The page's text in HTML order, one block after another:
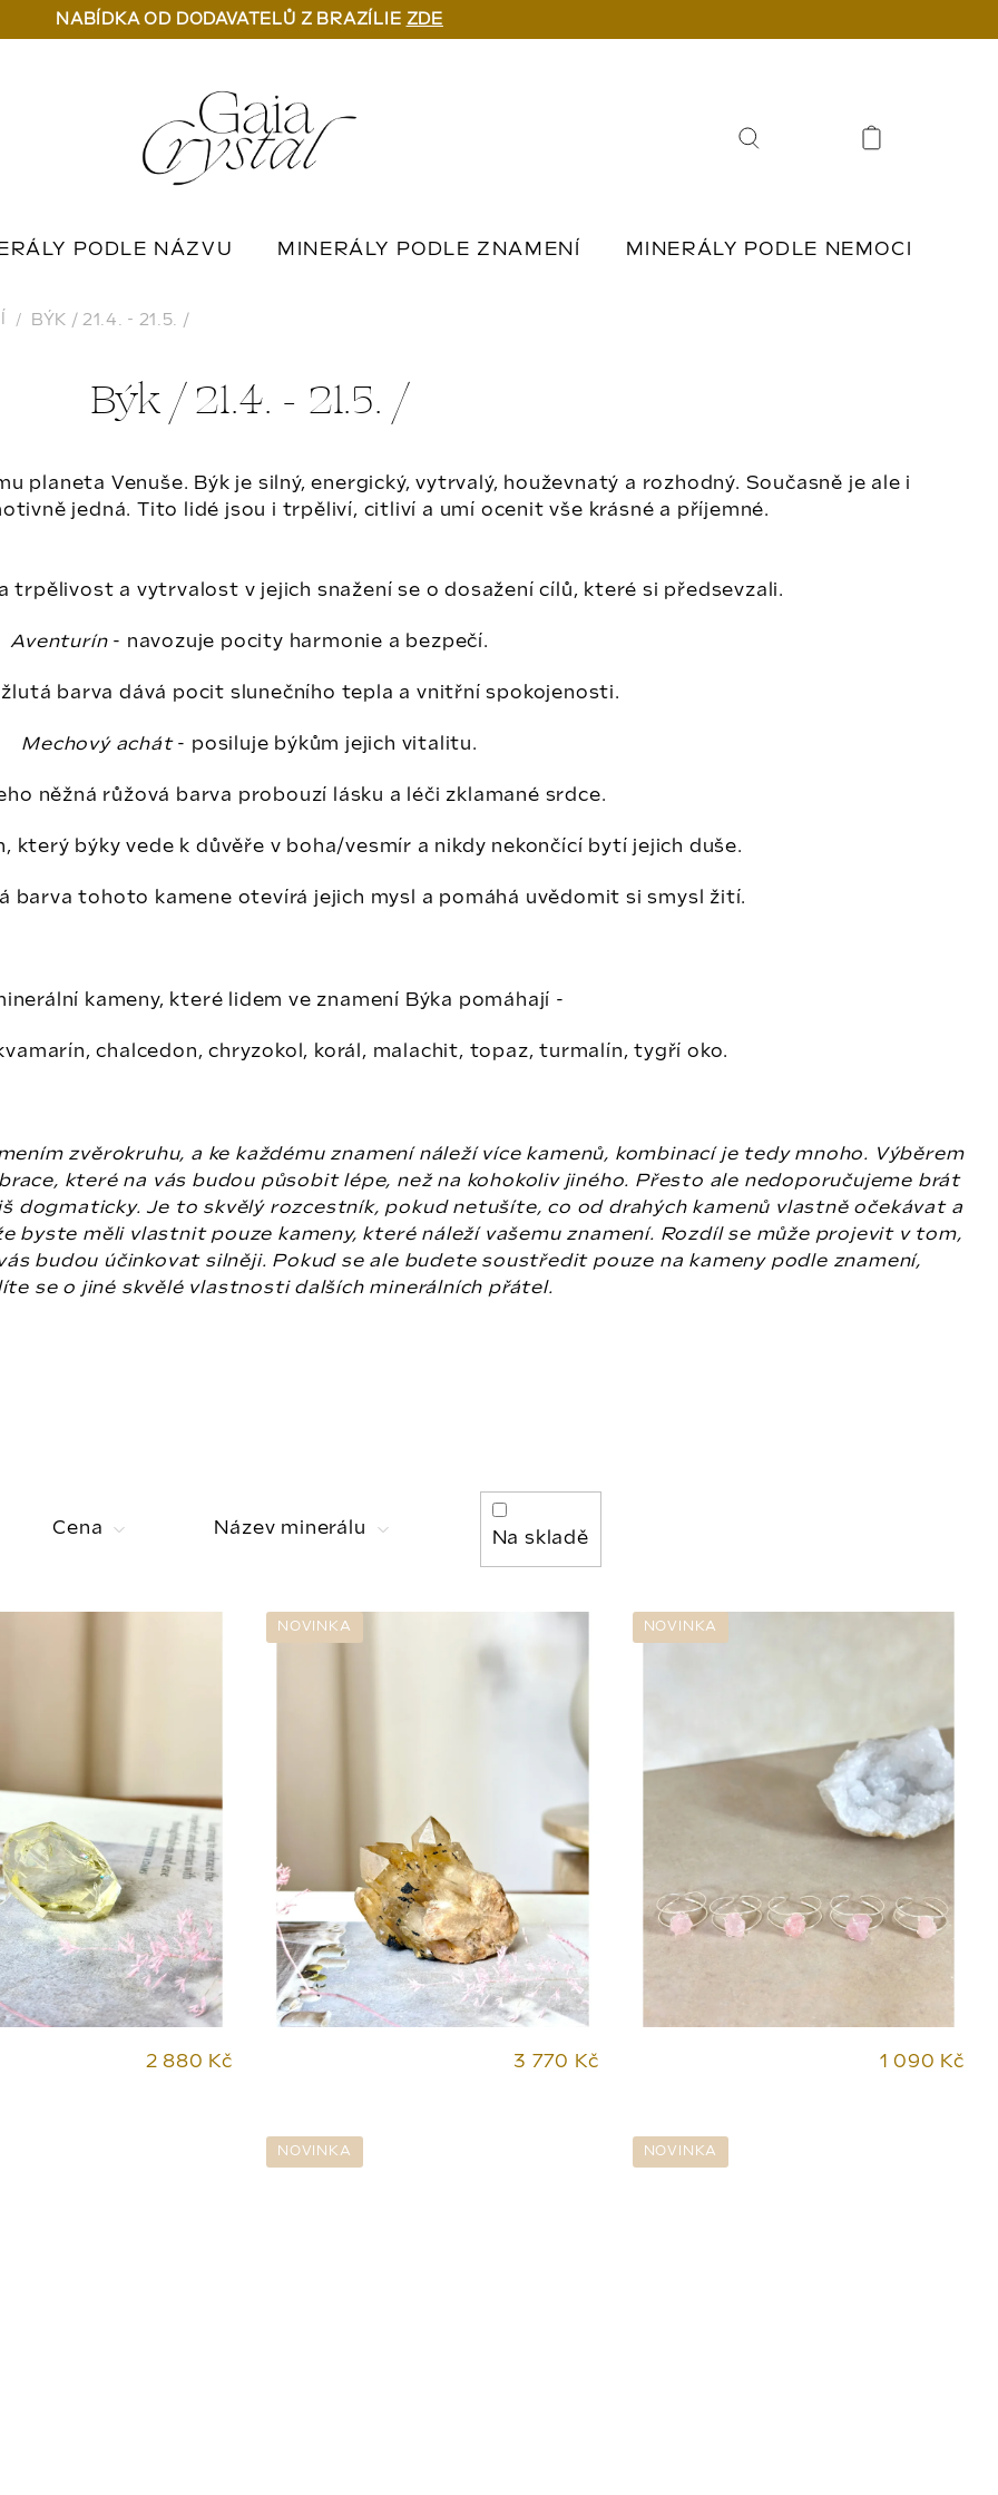
NABÍDKA OD DODAVATELŮ Z BRAZÍLIE ZDE
PODLE NÁZVU MINERÁLY PODLE ZNAMENÍ
MINERÁLY PODLE NEMOCI
BÝK / 21.4. - 21.5. /
Býk / 21.4. - 21.5. /
planeta Venuše. Býk je silný, energický, vytrvalý, houževnatý a rozhodný. Současně je ale i
jedná. Tito lidé jsou i trpěliví, citliví a umí ocenit vše krásné a příjemné.
trpělivost a vytrvalost v jejich snažení se o dosažení cílů, které si předsevzali.
Aventurín- navozuje pocity harmonie a bezpečí.
barva dává pocit slunečního tepla a vnitřní spokojenosti.
Mechový achát - posiluje býkům jejich vitalitu.
něžná růžová barva probouzí lásku a léči zklamané srdce.
který býky vede k důvěře v boha/vesmír a nikdy nekončící bytí jejich duše.
barva tohoto kamene otevírá jejich mysl a pomáhá uvědomit si smysl žití.
kameny, které lidem ve znamení Býka pomáhají -
chalcedon, chryzokol, korál, malachit, topaz, turmalín, tygří oko.
zvěrokruhu, a ke každému znamení náleží více kamenů, kombinací je tedy mnoho. Výběrem
které na vás budou působit lépe, než na kohokoliv jiného. Přesto ale nedoporučujeme brát
dogmaticky. Je to skvělý rozcestník, pokud netušíte, co od drahých kamenů vlastně očekávat a
byste měli vlastnit pouze kameny, které náleží vašemu znamení. Rozdíl se může projevit v tom,
budou účinkovat silněji. Pokud se ale budete soustředit pouze na kameny podle znamení,
se o jiné skvělé vlastnosti dalších minerálních přátel.
Cena Na skladě
Název minerálu
2 880 Kč
NOVINKA
3 770 Kč
NOVINKA
1 090 Kč
NOVINKA NOVINKA